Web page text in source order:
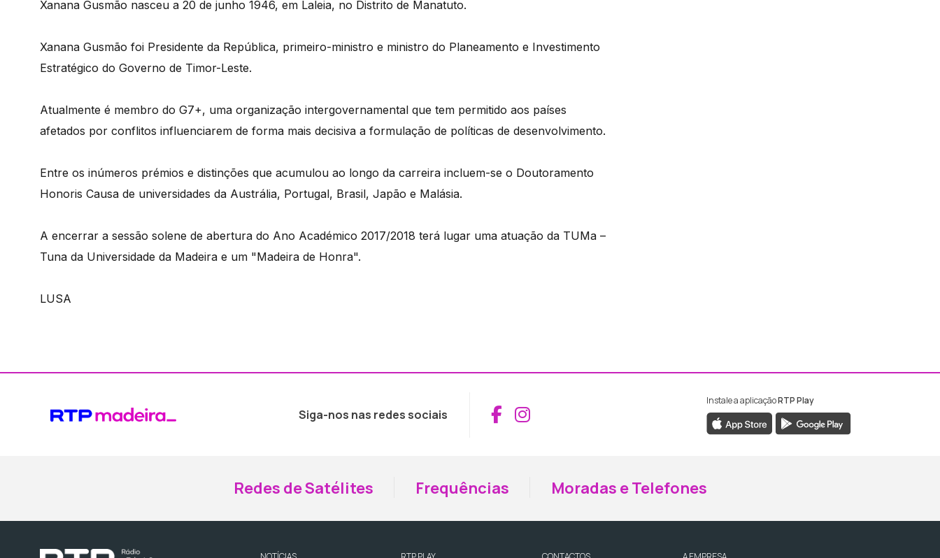
Xanana Gusmão nasceu a 20 de junho 1946, em Laleia, no Distrito de Manatuto.
Xanana Gusmão foi Presidente da República, primeiro-ministro e ministro do Planeamento e Investimento
Estratégico do Governo de Timor-Leste.
Atualmente é membro do G7+, uma organização intergovernamental que tem permitido aos países
afetados por conflitos influenciarem de forma mais decisiva a formulação de políticas de desenvolvimento.
Entre os inúmeros prémios e distinções que acumulou ao longo da carreira incluem-se o Doutoramento
Honoris Causa de universidades da Austrália, Portugal, Brasil, Japão e Malásia.
A encerrar a sessão solene de abertura do Ano Académico 2017/2018 terá lugar uma atuação da TUMa –
Tuna da Universidade da Madeira e um "Madeira de Honra".
LUSA
Siga-nos nas redes sociais Aceder ao Facebook da RTP Madeira
Aceder ao Instagram da RTP Madeira
Instale a aplicaçãoRTP Play
Redes de Satélites Frequências Moradas e Telefones